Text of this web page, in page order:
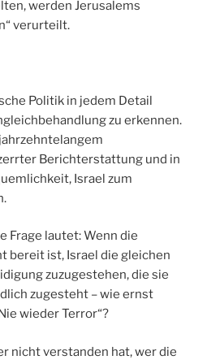
werden Jerusalems
verurteilt.
Politik in jedem Detail
zu erkennen.
Berichterstattung und in
Israel zum
Frage lautet: Wenn die
bereit ist, Israel die gleichen
zuzugestehen, die sie
zugesteht – wie ernst
wieder Terror“?
nicht verstanden hat, wer die